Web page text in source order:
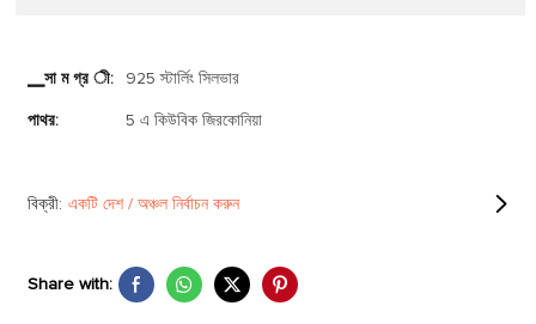
▁সা ম গ্র ী: 925 স্টার্লিং সিলভার
পাথর: 5 এ কিউবিক জিরকোনিয়া
বিক্রী: একটি দেশ / অঞ্চল নির্বাচন করুন
Share with: